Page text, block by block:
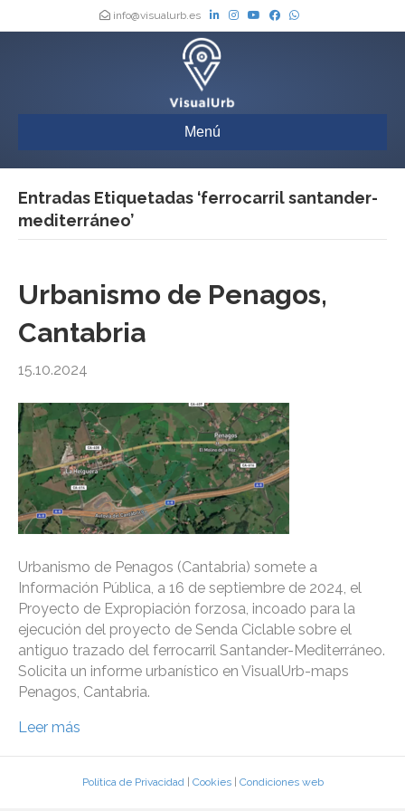
info@visualurb.es
Menú
Entradas Etiquetadas ‘ferrocarril santander-
mediterráneo’
Urbanismo de Penagos,
Cantabria
15.10.2024
Urbanismo de Penagos (Cantabria) somete a
Información Pública, a 16 de septiembre de 2024, el
Proyecto de Expropiación forzosa, incoado para la
ejecución del proyecto de Senda Ciclable sobre el
antiguo trazado del ferrocarril Santander-Mediterráneo.
Solicita un informe urbanístico en VisualUrb-maps
Penagos, Cantabria.
Leer más
Política de Privacidad| Cookies| Condiciones web